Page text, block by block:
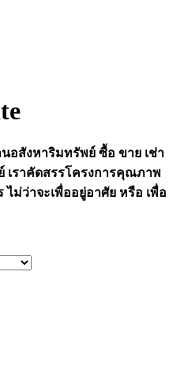
นอสังหาริมทรัพย์ ซื้อ ขาย เช่า
เราคัดสรรโครงการคุณภาพ
ม่ว่าจะเพื่ออยู่อาศัย หรือ เพื่อ